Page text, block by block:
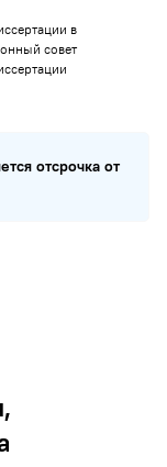
в
совет
отсрочка от